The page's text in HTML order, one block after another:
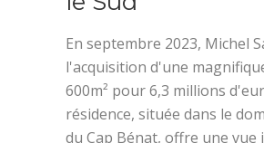
En septembre 2023, Michel
l'acquisition d'une
600m² pour 6,3 millions
résidence, située dans le
du Cap Bénat, offre une vue